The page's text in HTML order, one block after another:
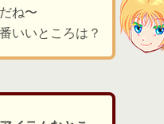
ね〜
いいところは？